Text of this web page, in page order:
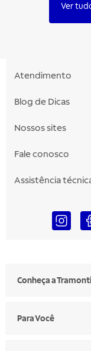
Ver
Atendimento
Blog de Dicas
Nossos sites
Fale conosco
Assistência
Conheça a
Para Você